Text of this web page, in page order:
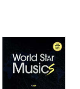
년대 ~ 현재